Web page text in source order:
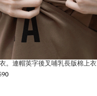
。連帽英字後叉哺乳長版棉上衣